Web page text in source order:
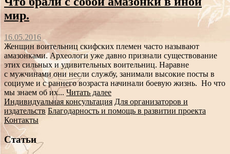
мир.
16.05.2016
Женщин воительниц скифских племен часто называют
амазонками. Археологи уже давно признали существование
этих сильных и удивительных воительниц. Наравне
с мужчинами они несли службу, занимали высокие посты в
социуме и с раннего возраста начинали боевую жизнь. Но что
мы знаем об их... Читать далее
Индивидуальная консультация Для организаторов и
издательств Благодарность и помощь в развитии проекта
Контакты
Статьи